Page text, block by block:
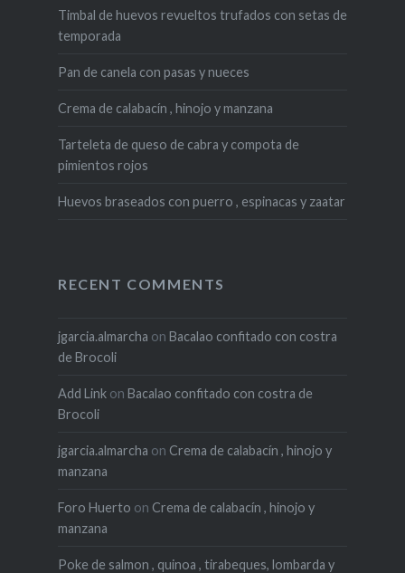
Timbal de huevos revueltos trufados con setas de
temporada
Pan de canela con pasas y nueces
Crema de calabacín , hinojo y manzana
Tarteleta de queso de cabra y compota de
pimientos rojos
Huevos braseados con puerro , espinacas y zaatar
RECENT COMMENTS
jgarcia.almarcha on Bacalao confitado con costra
de Brocoli
Add Linkon Bacalao confitado con costra de
Brocoli
jgarcia.almarcha on Crema de calabacín , hinojo y
manzana
Foro Huerto on Crema de calabacín , hinojo y
manzana
Poke de salmon , quinoa , tirabeques, lombarda y